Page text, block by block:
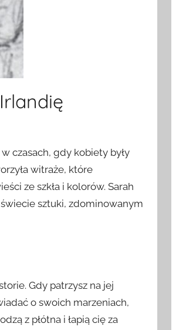
czasach, gdy kobiety były
witraże, które
ze szkła i kolorów. Sarah
świecie sztuki, zdominowanym
Gdy patrzysz na jej
o swoich marzeniach,
z płótna i łapią cię za